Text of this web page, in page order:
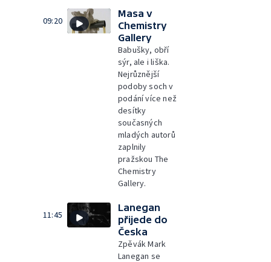
09:20
Masa v
Chemistry
Gallery
Babušky, obří
sýr, ale i liška.
Nejrůznější
podoby soch v
podání více než
desítky
současných
mladých autorů
zaplnily
pražskou The
Chemistry
Gallery.
11:45
Lanegan
přijede do
Česka
Zpěvák Mark
Lanegan se